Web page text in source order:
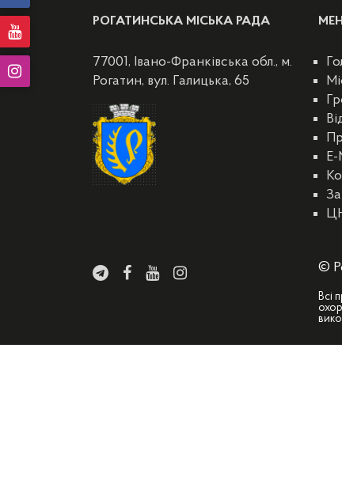
РОГАТИНСЬКА МІСЬКА РАДА
77001, Івано-Франківська обл., м.
Рогатин, вул. Галицька, 65
E-
©
Всі